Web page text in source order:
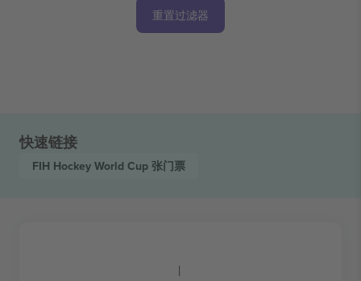
重置过滤器
快速链接
FIH Hockey World Cup 张门票